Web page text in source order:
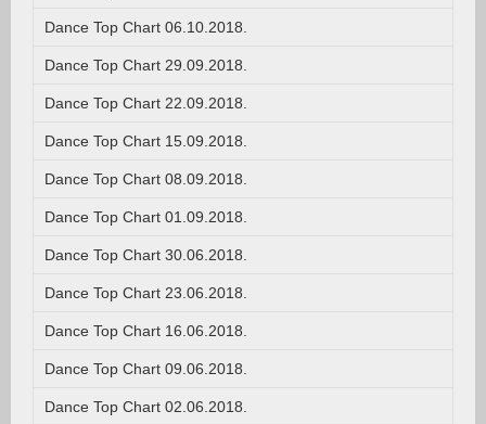
Dance Top Chart 06.10.2018.
Dance Top Chart 29.09.2018.
Dance Top Chart 22.09.2018.
Dance Top Chart 15.09.2018.
Dance Top Chart 08.09.2018.
Dance Top Chart 01.09.2018.
Dance Top Chart 30.06.2018.
Dance Top Chart 23.06.2018.
Dance Top Chart 16.06.2018.
Dance Top Chart 09.06.2018.
Dance Top Chart 02.06.2018.